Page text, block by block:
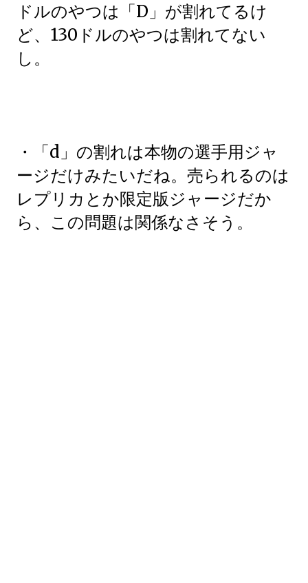
ドルのやつは「D」が割れてるけ
ど、130ドルのやつは割れてない
し。
・「d」の割れは本物の選手用ジャ
ージだけみたいだね。売られるのは
レプリカとか限定版ジャージだか
ら、この問題は関係なさそう。